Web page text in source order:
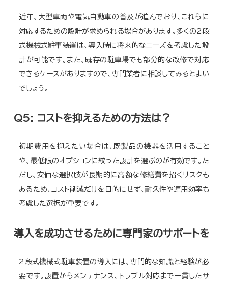
近年、大型車両や電気自動車の普及が進んでおり、これらに
対応するための設計が求められる場合があります。多くの2段
式機械式駐車装置は、導入時に将来的なニーズを考慮した設
計が可能です。また、既存の駐車場でも部分的な改修で対応
できるケースがありますので、専門業者に相談してみるとよい
でしょう。
Q5: コストを抑えるための方法は？
初期費用を抑えたい場合は、既製品の機器を活用すること
や、最低限のオプションに絞った設計を選ぶのが有効です。た
だし、安価な選択肢が長期的に高額な修繕費を招くリスクも
あるため、コスト削減だけを目的にせず、耐久性や運用効率も
考慮した選択が重要です。
導入を成功させるために専門家のサポートを
2段式機械式駐車装置の導入には、専門的な知識と経験が必
要です。設置からメンテナンス、トラブル対応まで一貫したサ